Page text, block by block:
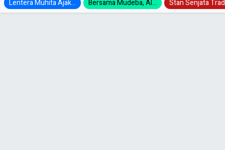
Lentera Muhita Ajak... Bersama Mudeba, Al... Stan Senjata